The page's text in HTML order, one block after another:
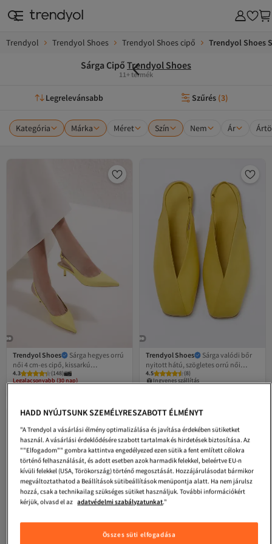
Trendyol Trendyol Shoes Trendyol Shoes cipő Trendyol Shoes
Sárga Cipő Trendyol Shoes
11+ termék
Legrelevánsabb Szűrés (3)
Kategória Márka Méret Szín Nem Ár
Trendyol Shoes
Sárga hegyes orrú
női 4 cm-es cipő, kissarkú
TAKSS25TO00005
4.3 (148)
Legalacsonyabb (30 nap)
Ingyenes szállítás
Trendyol Shoes
Sárga valódi bőr
nyitott hátú, szögletes orrú női
balerina TAKSS25BE00018
4.5 (8)
Ingyenes szállítás
HADD NYÚJTSUNK SZEMÉLYRESZABOTT ÉLMÉNYT
"A Trendyol a vásárlási élmény optimalizálása és javítása érdekében sütiketket
használ. A vásárlási érdeklődésére szabott tartalmak és hirdetések biztosítása. Az
""Elfogadom"" gombra kattintva engedélyezed ezen sütik a fent említett célokra
történő felhasználását, és adott esetben azok harmadik felekkel, beleértve EU-n
kívüli felekkel (USA, Törökország) történő megosztását. Hozzájárulásodat bármikor
megváltoztathatod a Beállítások sütibeállítások menüpontja alatt. Ha nem járulsz
hozzá, csak a technikailag szükséges sütiket használjuk. További információkért
kérjük, olvasd el az adatvédelmi szabályzatunkat."
Összes süti elfogadása